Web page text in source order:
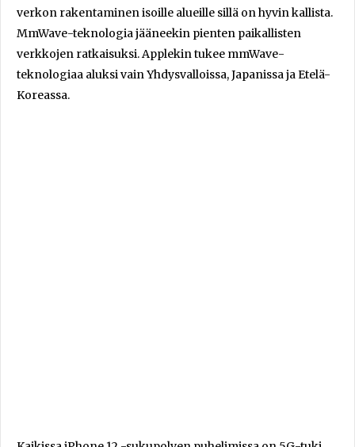
verkon rakentaminen isoille alueille sillä on hyvin kallista.
MmWave-teknologia jääneekin pienten paikallisten
verkkojen ratkaisuksi. Applekin tukee mmWave-
teknologiaa aluksi vain Yhdysvalloissa, Japanissa ja Etelä-
Koreassa.